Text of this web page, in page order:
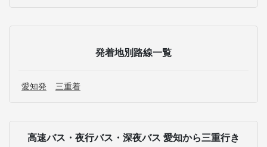
発着地別路線一覧
愛知発 三重着
高速バス・夜行バス・深夜バス 愛知から三重行き